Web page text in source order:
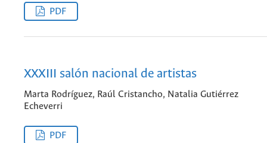
PDF
XXXIII salón nacional de artistas
Marta Rodríguez, Raúl Cristancho, Natalia Gutiérrez
Echeverri
PDF